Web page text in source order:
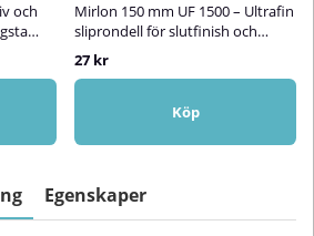
och
mm
och
både
Mirlon 150 mm UF 1500 – Ultrafin
sliprondell för slutfinish och
polering!Mirlon UF 1500 är en
innovativ och ultrafin
fibersliprondell från Mirka,
utvecklad för precisionsarbete
material.Det tredimensionella,
idealiskt för slipning av
profilerade ytor, kanter och
27 kr
Köp
Egenskaper